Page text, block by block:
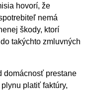
hovorí, že
nemá
škody, ktorí
takýchto zmluvných
domácnosť prestane
platiť faktúry,